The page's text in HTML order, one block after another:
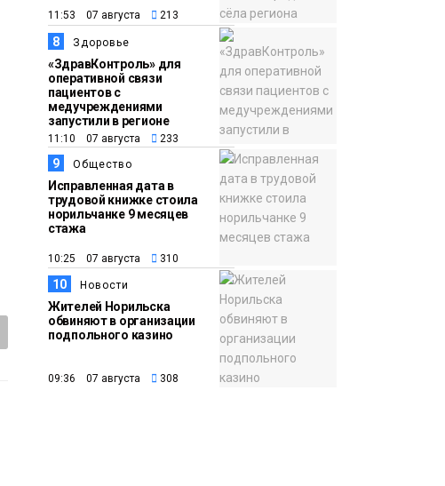
11:53 07 августа 213
8 Здоровье
«ЗдравКонтроль» для
оперативной связи
пациентов с
медучреждениями
запустили в регионе
11:10 07 августа 233
9 Общество
Исправленная дата в
трудовой книжке стоила
норильчанке 9 месяцев
стажа
10:25 07 августа 310
10 Новости
Жителей Норильска
обвиняют в организации
подпольного казино
09:36 07 августа 308